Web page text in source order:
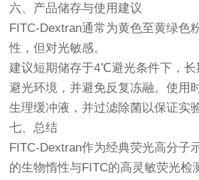
六、产品储存与使用建议
FITC-Dextran通常为黄色至黄绿色
性，但对光敏感。
建议短期储存于4℃避光条件下，
避光环境，并避免反复冻融。使用
生理缓冲液，并过滤除菌以保证实
七、总结
FITC-Dextran作为经典荧光高分子
的生物惰性与FITC的高灵敏荧光检